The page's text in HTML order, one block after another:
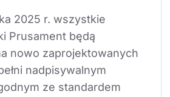
2025 r. wszystkie
Prusament będą
nowo zaprojektowanych
nadpisywalnym
ze standardem